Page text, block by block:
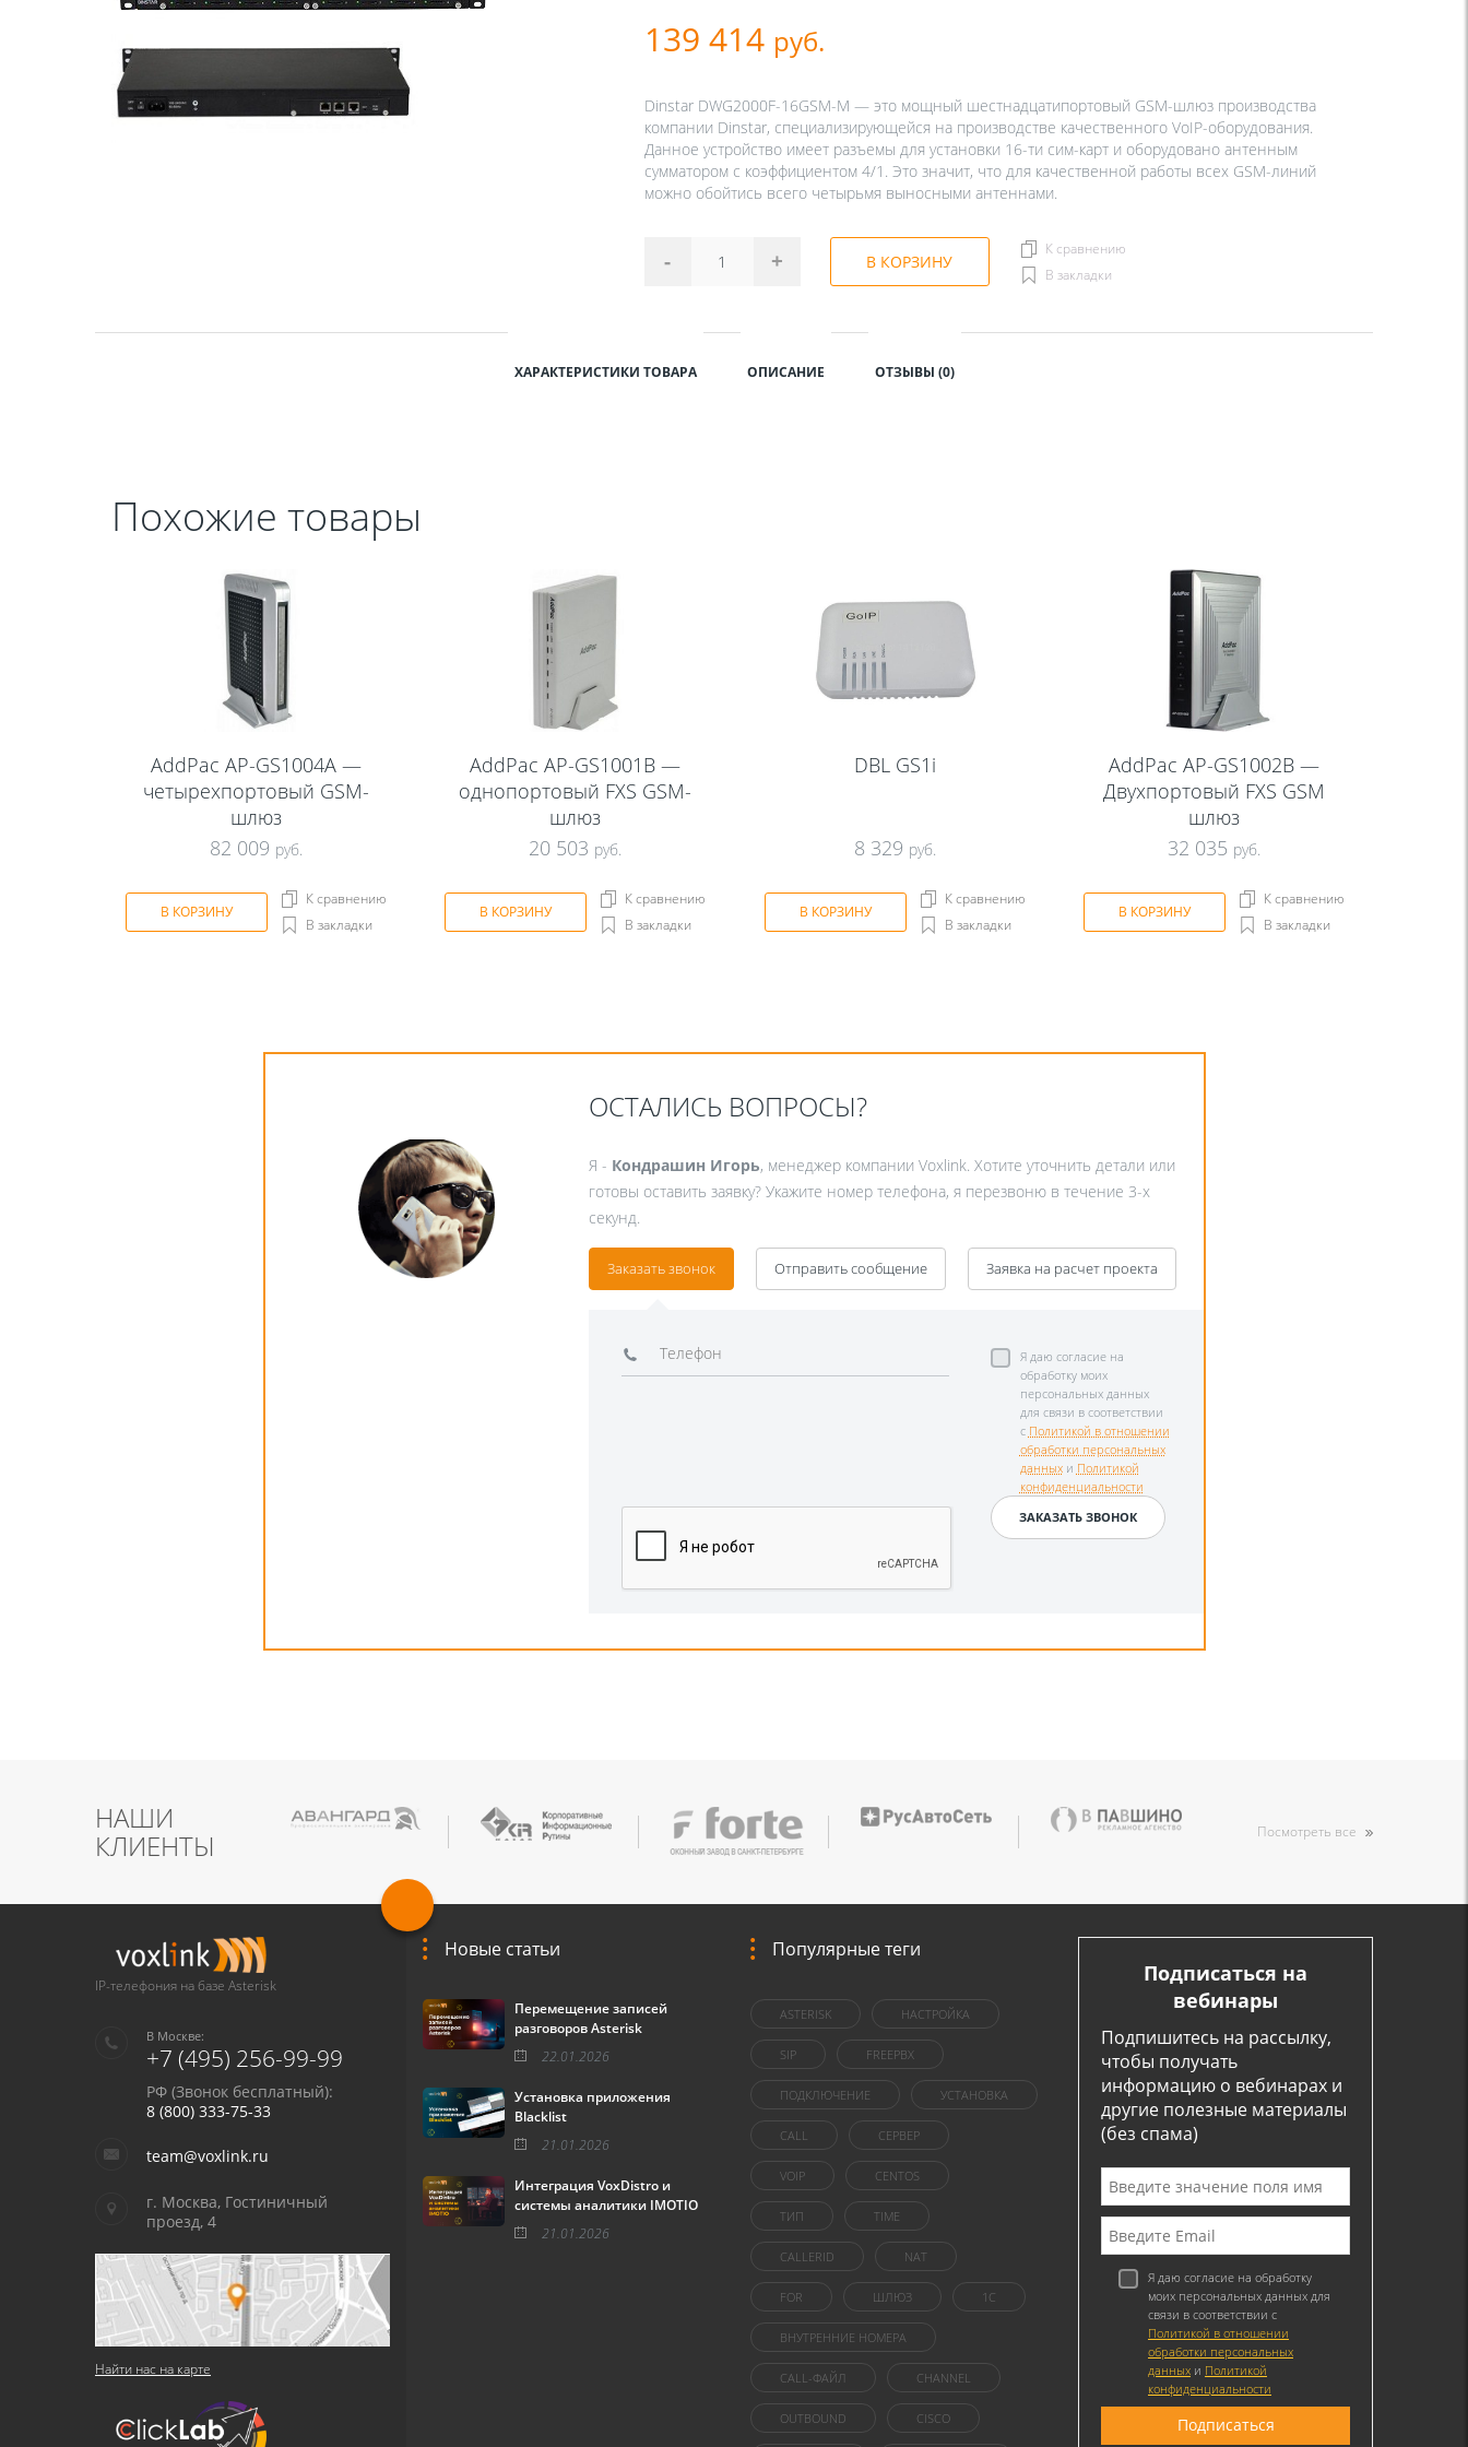
139 414 руб.
Dinstar DWG2000F-16GSM-M — это мощный шестнадцатипортовый GSM-шлюз производства
компании Dinstar, специализирующейся на производстве качественного VoIP-оборудования.
Данное устройство имеет разъемы для установки 16-ти сим-карт и оборудовано антенным
сумматором с коэффициентом 4/1. Это значит, что для качественной работы всех GSM-линий
можно обойтись всего четырьмя выносными антеннами.
- + В КОРЗИНУ
К сравнению
В закладки
ХАРАКТЕРИСТИКИ ТОВАРА ОПИСАНИЕ ОТЗЫВЫ (0)
Похожие товары
AddPac AP-GS1004A —
четырехпортовый GSM-
шлюз
82 009 руб.
В КОРЗИНУ
К сравнению
В закладки
AddPac AP-GS1001B —
однопортовый FXS GSM-
шлюз
20 503 руб.
В КОРЗИНУ
К сравнению
В закладки
DBL GS1i
8 329 руб.
В КОРЗИНУ
К сравнению
В закладки
AddPac AP-GS1002B —
Двухпортовый FXS GSM
шлюз
32 035 руб.
В КОРЗИНУ
К сравнению
В закладки
ОСТАЛИСЬ ВОПРОСЫ?
Я - Кондрашин Игорь, менеджер компании Voxlink. Хотите уточнить детали или
готовы оставить заявку? Укажите номер телефона, я перезвоню в течение 3-х
секунд.
Заказать звонок
Я даю согласие на
обработку моих
персональных данных
для связи в соответствии
с Политикой в отношении
обработки персональных
данныхи Политикой
конфиденциальности
Отправить сообщение Заявка на расчет проекта
НАШИ
КЛИЕНТЫ Посмотреть все
IP-телефония на базе Asterisk
В Москве:
+7 (495) 256-99-99
РФ (Звонок бесплатный):
8 (800) 333-75-33
team@voxlink.ru
г. Москва, Гостиничный
проезд, 4
Найти нас на карте
Новые статьи
Перемещение записей
разговоров Asterisk
22.01.2026
Установка приложения
Blacklist
21.01.2026
Интеграция VoxDistro и
системы аналитики IMOTIO
21.01.2026
Популярные теги
ASTERISK НАСТРОЙКА
SIP FREEPBX
ПОДКЛЮЧЕНИЕ УСТАНОВКА
CALL СЕРВЕР
VOIP CENTOS
ТИП TIME
CALLERID NAT
FOR ШЛЮЗ 1C
ВНУТРЕННИЕ НОМЕРА
CALL-ФАЙЛ CHANNEL
OUTBOUND CISCO
Подписаться на
вебинары
Подпишитесь на рассылку,
чтобы получать
информацию о вебинарах и
другие полезные материалы
(без спама)
Я даю согласие на обработку
моих персональных данных для
связи в соответствии с
Политикой в отношении
обработки персональных
данных и Политикой
конфиденциальности